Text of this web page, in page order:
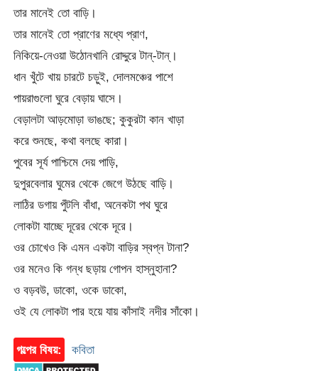
তার মানেই তো বাড়ি।
তার মানেই তো প্রাণের মধ্যে প্রাণ,
নিকিয়ে-নেওয়া উঠোনখানি রোদ্দুরে টান্‌-টান্‌।
ধান খুঁটে খায় চারটে চড়ুই, দোলমঞ্চের পাশে
পায়রাগুলো ঘুরে বেড়ায় ঘাসে।
বেড়ালটা আড়মোড়া ভাঙছে; কুকুরটা কান খাড়া
করে শুনছে, কথা বলছে কারা।
পুবের সূর্য পাশ্চিমে দেয় পাড়ি,
দুপুরবেলার ঘুমের থেকে জেগে উঠছে বাড়ি।
লাঠির ডগায় পুঁটলি বাঁধা, অনেকটা পথ ঘুরে
লোকটা যাচ্ছে দূরের থেকে দূরে।
ওর চোখেও কি এমন একটা বাড়ির স্বপ্ন টানা?
ওর মনেও কি গন্ধ ছড়ায় গোপন হাস্‌নুহানা?
ও বড়বউ, ডাকো, ওকে ডাকো,
ওই যে লোকটা পার হয়ে যায় কাঁসাই নদীর সাঁকো।
গল্পের বিষয়: কবিতা